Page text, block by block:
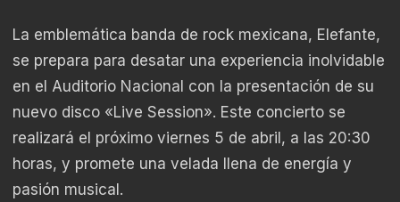
La emblemática banda de rock mexicana, Elefante,
se prepara para desatar una experiencia inolvidable
en el Auditorio Nacional con la presentación de su
nuevo disco «Live Session». Este concierto se
realizará el próximo viernes 5 de abril, a las 20:30
horas, y promete una velada llena de energía y
pasión musical.